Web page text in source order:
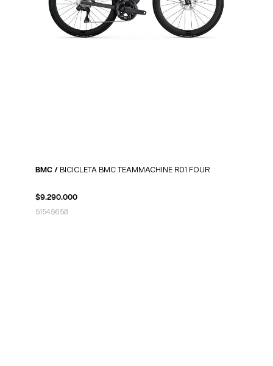
BMC / BICICLETA BMC TEAMMACHINE R01 FOUR
$9.290.000
51 545658